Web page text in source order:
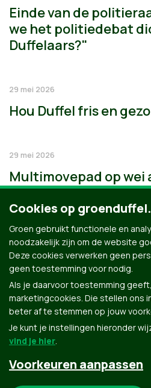
Einde van de
we het politiedebat
Duffelaars?"
29 mei 2026
Hou Duffel fris en
29 mei 2026
Multimovepad op wei
Groen.be
Cookies op
Groen gebruikt functionele en
noodzakelijk zijn om de website
Deze cookies verwerken geen
geen toestemming voor nodig.
Als je daarvoor toestemming
marketingcookies. Die stellen ons
beter af te stemmen op jouw
Je kunt je instellingen hieronder
vind je hier.
Voorkeuren aanpassen